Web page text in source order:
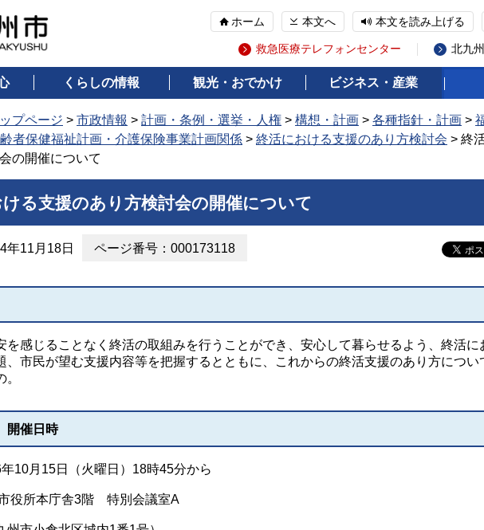
ホーム 本文へ 本文を読み上げる
救急医療テレフォンセンター 北九
くらしの情報 観光・おでかけ ビジネス・産業
ップページ > 市政情報 > 計画・条例・選挙・人権 > 構想・計画 > 各種指針・計画 >
者保健福祉計画・介護保険事業計画関係 > 終活における支援のあり方検討会 > 終
の開催について
る支援のあり方検討会の開催について
年11月18日 ページ番号：000173118
感じることなく終活の取組みを行うことができ、安心して暮らせるよう、終活に
、市民が望む支援内容等を把握するとともに、これからの終活支援のあり方につい
催日時
10月15日（火曜日）18時45分から
役所本庁舎3階 特別会議室A